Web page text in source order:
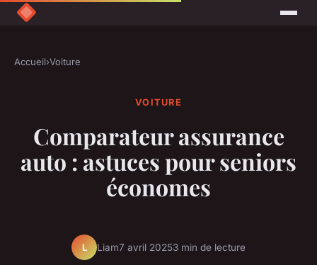
Accueil›Voiture
VOITURE
Comparateur assurance
auto : astuces pour seniors
économes
L Liam7 avril 20253 min de lecture